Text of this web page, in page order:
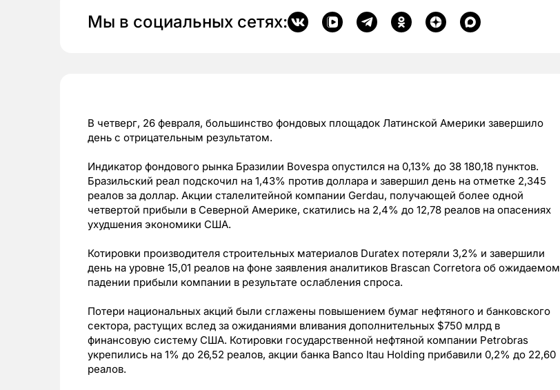
Мы в социальных сетях:
В четверг, 26 февраля, большинство фондовых площадок Латинской Америки завершило
день с отрицательным результатом.
Индикатор фондового рынка Бразилии Bovespa опустился на 0,13% до 38 180,18 пунктов.
Бразильский реал подскочил на 1,43% против доллара и завершил день на отметке 2,345
реалов за доллар. Акции сталелитейной компании Gerdau, получающей более одной
четвертой прибыли в Северной Америке, скатились на 2,4% до 12,78 реалов на опасениях
ухудшения экономики США.
Котировки производителя строительных материалов Duratex потеряли 3,2% и завершили
день на уровне 15,01 реалов на фоне заявления аналитиков Brascan Corretora об ожидаемом
падении прибыли компании в результате ослабления спроса.
Потери национальных акций были сглажены повышением бумаг нефтяного и банковского
сектора, растущих вслед за ожиданиями вливания дополнительных $750 млрд в
финансовую систему США. Котировки государственной нефтяной компании Petrobras
укрепились на 1% до 26,52 реалов, акции банка Banco Itau Holding прибавили 0,2% до 22,60
реалов.